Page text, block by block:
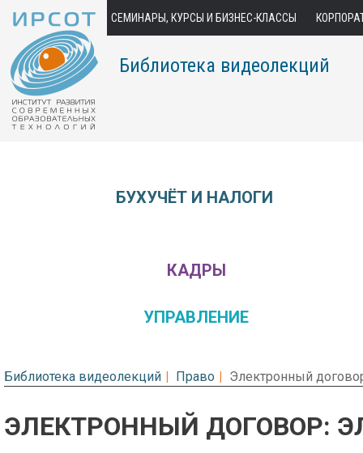
СЕМИНАРЫ, КУРСЫ И БИЗНЕС-КЛАССЫ
Библиотека видеолекций
БУХУЧЁТ И НАЛОГИ
КАДРЫ
УПРАВЛЕНИЕ
Библиотека видеолекций Право Электронный
ЭЛЕКТРОННЫЙ ДОГОВОР: